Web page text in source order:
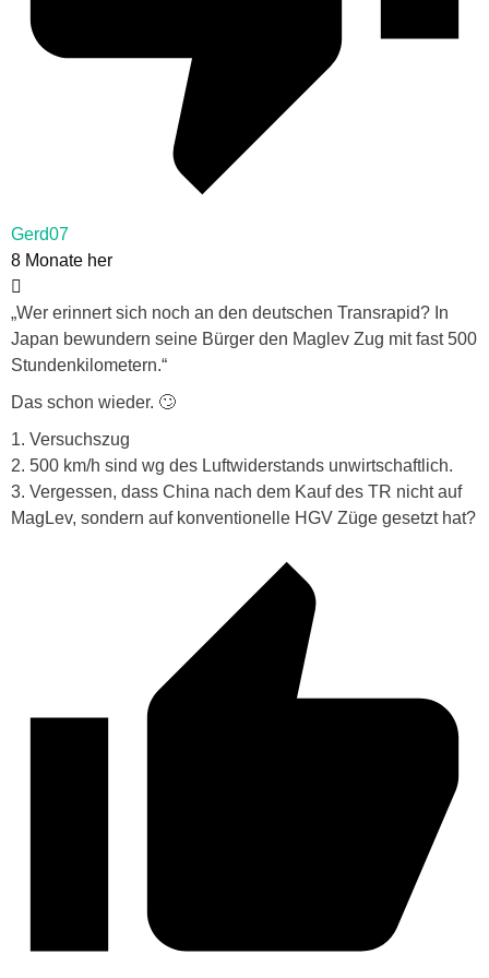
Gerd07
8 Monate her
„Wer erinnert sich noch an den deutschen Transrapid? In
Japan bewundern seine Bürger den Maglev Zug mit fast 500
Stundenkilometern.“
Das schon wieder. 🙄
1. Versuchszug
2. 500 km/h sind wg des Luftwiderstands unwirtschaftlich.
3. Vergessen, dass China nach dem Kauf des TR nicht auf
MagLev, sondern auf konventionelle HGV Züge gesetzt hat?